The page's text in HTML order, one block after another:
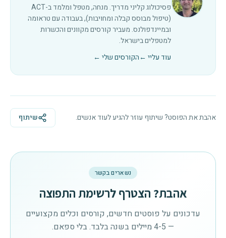
פסיכולוג קליני מדריך. מנחה, מטפל ומלמד ב-ACT
(טיפול מבוסס קבלה ומחויבות), בעבודה עם טראומה
ובמיינדפולנס. מעביר קורסים מקוונים והכשרות
למטפלים בישראל.
עוד עליי ←הקורסים שלי ←
אהבת את הפוסט? שיתוף עוזר להגיע לעוד אנשים. שיתוף
נשארים בקשר
אהבת? הצטרף לרשימת התפוצה
עדכונים על פוסטים חדשים, קורסים וכלים מקצועיים
— 4-5 מיילים בשנה בלבד. בלי ספאם.